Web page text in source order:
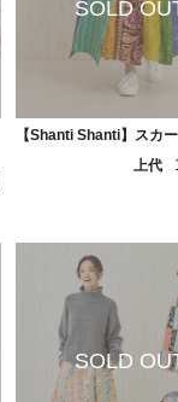
【Shanti Shanti】スカ
上代